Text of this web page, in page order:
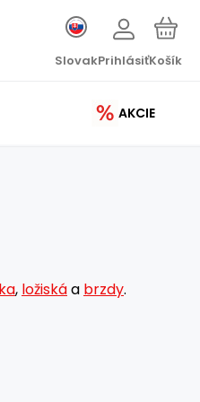
SlovakPrihlásiťKošík
AKCIE
, ložiskáa brzdy.